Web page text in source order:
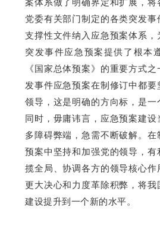
党委有关部门制定的各类突发
支撑性文件纳入应急预案体系
突发事件应急预案提供了根本
《国家总体预案》的重要方式
发事件应急预案在制修订中都
领导，这是明确的方向标，是一
同时，毋庸讳言，应急预案建
多障碍弊端，急需不断破解。在
预案中坚持和加强党的领导，有
揽全局、协调各方的领导核心作
更大决心和力度革除积弊，将我
建设提升到一个新的水平。